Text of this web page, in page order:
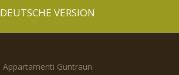
DEUTSCHE VERSION
Appartamenti Guntraun